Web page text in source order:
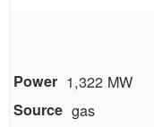
1,322 MW
gas